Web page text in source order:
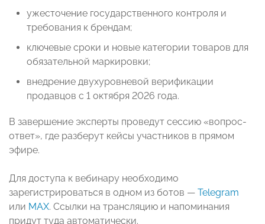
ужесточение государственного контроля и
требования к брендам;
ключевые сроки и новые категории товаров для
обязательной маркировки;
внедрение двухуровневой верификации
продавцов с 1 октября 2026 года.
В завершение эксперты проведут сессию «вопрос-
ответ», где разберут кейсы участников в прямом
эфире.
Для доступа к вебинару необходимо
зарегистрироваться в одном из ботов — Telegram
или МАХ. Ссылки на трансляцию и напоминания
придут туда автоматически.